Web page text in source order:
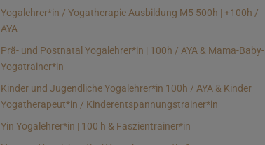
Yogalehrer*in / Yogatherapie Ausbildung M5 500h | +100h /
AYA
Prä- und Postnatal Yogalehrer*in | 100h / AYA & Mama-Baby-
Yogatrainer*in
Kinder und Jugendliche Yogalehrer*in 100h / AYA & Kinder
Yogatherapeut*in / Kinderentspannungstrainer*in
Yin Yogalehrer*in | 100 h & Faszientrainer*in